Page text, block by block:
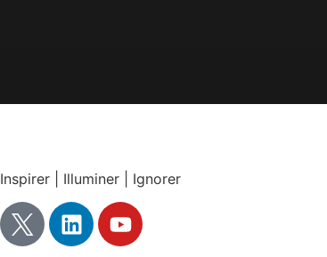
Inspirer | Illuminer | Ignorer